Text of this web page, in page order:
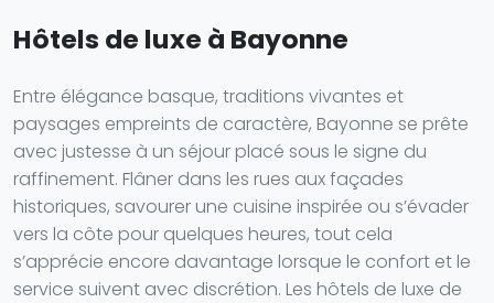
Hôtels de luxe à Bayonne
Entre élégance basque, traditions vivantes et
paysages empreints de caractère, Bayonne se prête
avec justesse à un séjour placé sous le signe du
raffinement. Flâner dans les rues aux façades
historiques, savourer une cuisine inspirée ou s’évader
vers la côte pour quelques heures, tout cela
s’apprécie encore davantage lorsque le confort et le
service suivent avec discrétion. Les hôtels de luxe de